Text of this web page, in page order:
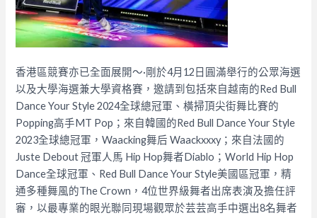
香港區競賽亦已全面展開～·剛於4月12日圓滿舉行的公眾海選
以及大學海選兼大學資格賽，邀請到包括來自越南的Red Bull
Dance Your Style 2024全球總冠軍、橫掃頂尖街舞比賽的
Popping高手MT Pop；來自韓國的Red Bull Dance Your Style
2023全球總冠軍，Waacking舞后 Waackxxxy；來自法國的
Juste Debout 冠軍人馬 Hip Hop舞者Diablo；World Hip Hop
Dance全球冠軍、Red Bull Dance Your Style美國區冠軍，精
通多種舞風的The Crown，4位世界級舞者出席表演及擔任評
審，以最專業的眼光聯同現場觀眾於芸芸高手中選出8名舞者